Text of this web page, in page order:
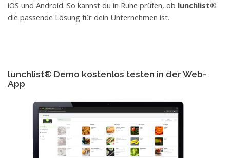
iOS und Android. So kannst du in Ruhe prüfen, ob lunchlist®
die passende Lösung für dein Unternehmen ist.
lunchlist® Demo kostenlos testen in der Web-
App